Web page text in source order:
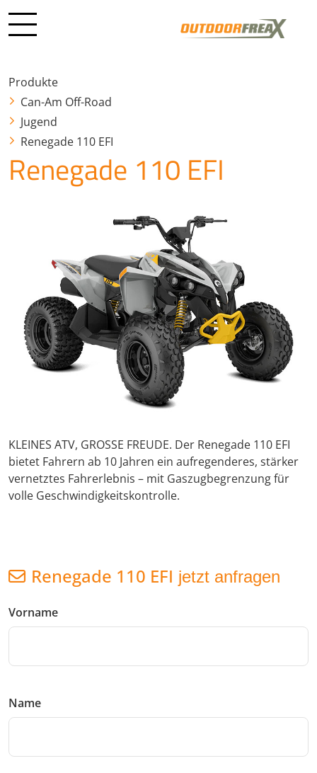
Produkte
Can-Am Off-Road
Jugend
Renegade 110 EFI
Renegade 110 EFI
KLEINES ATV, GROSSE FREUDE. Der Renegade 110 EFI
bietet Fahrern ab 10 Jahren ein aufregenderes, stärker
vernetztes Fahrerlebnis – mit Gaszugbegrenzung für
volle Geschwindigkeitskontrolle.
Renegade 110 EFI jetzt anfragen
Vorname
Name